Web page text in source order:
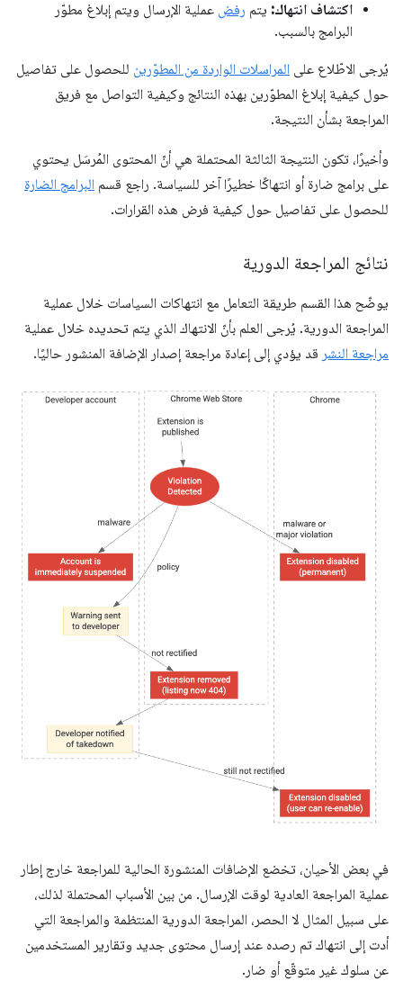
اكتشاف انتهاك: يتم رفض عملية الإرسال ويتم إبلاغ مطوّر
البرامج بالسبب.
يُرجى الاطّلاع على المراسلات الواردة من المطوّرين للحصول على تفاصيل
حول كيفية إبلاغ المطوّرين بهذه النتائج وكيفية التواصل مع فريق
المراجعة بشأن النتيجة.
وأخيرًا، تكون النتيجة الثالثة المحتملة هي أنّ المحتوى المُرسَل يحتوي
على برامج ضارة أو انتهاكًا خطيرًا آخر للسياسة. راجع قسم البرامج الضارة
للحصول على تفاصيل حول كيفية فرض هذه القرارات.
نتائج المراجعة الدورية
يوضّح هذا القسم طريقة التعامل مع انتهاكات السياسات خلال عملية
المراجعة الدورية. يُرجى العلم بأنّ الانتهاك الذي يتم تحديده خلال عملية
مراجعة النشر قد يؤدي إلى إعادة مراجعة إصدار الإضافة المنشور حاليًا.
في بعض الأحيان، تخضع الإضافات المنشورة الحالية للمراجعة خارج إطار
عملية المراجعة العادية لوقت الإرسال. من بين الأسباب المحتملة لذلك،
على سبيل المثال لا الحصر، المراجعة الدورية المنتظمة والمراجعة التي
أدت إلى انتهاك تم رصده عند إرسال محتوى جديد وتقارير المستخدمين
عن سلوك غير متوقّع أو ضار.